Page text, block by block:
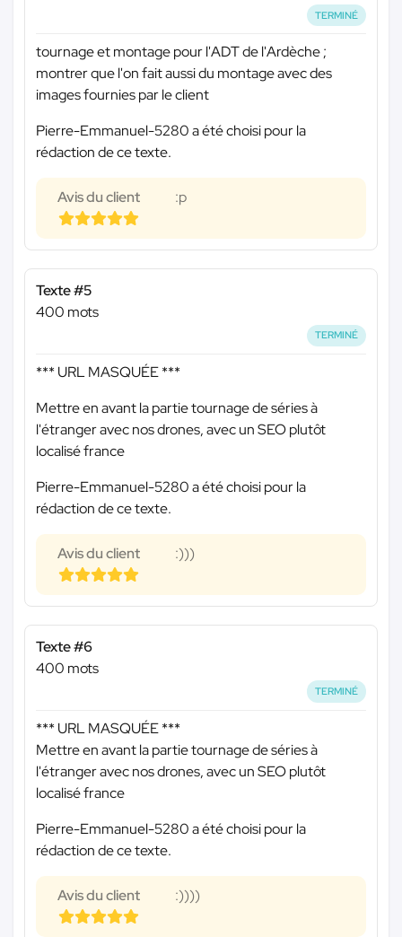
TERMINÉ
tournage et montage pour l'ADT de l'Ardèche ;
montrer que l'on fait aussi du montage avec des
images fournies par le client
Pierre-Emmanuel-5280 a été choisi pour la
rédaction de ce texte.
Avis du client :p
Texte #5
400 mots
TERMINÉ
*** URL MASQUÉE ***
Mettre en avant la partie tournage de séries à
l'étranger avec nos drones, avec un SEO plutôt
localisé france
Pierre-Emmanuel-5280 a été choisi pour la
rédaction de ce texte.
Avis du client :)))
Texte #6
400 mots
TERMINÉ
*** URL MASQUÉE ***
Mettre en avant la partie tournage de séries à
l'étranger avec nos drones, avec un SEO plutôt
localisé france
Pierre-Emmanuel-5280 a été choisi pour la
rédaction de ce texte.
Avis du client :))))